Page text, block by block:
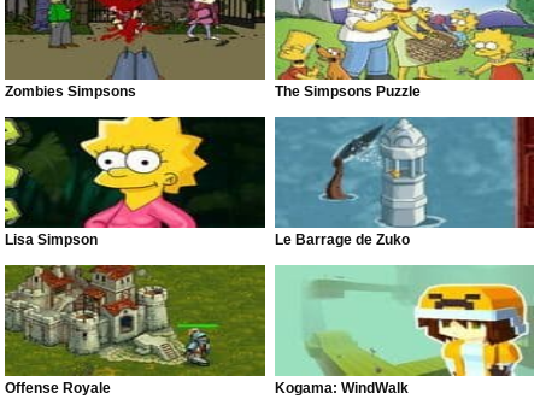
Zombies Simpsons The Simpsons Puzzle
Lisa Simpson Le Barrage de Zuko
Offense Royale Kogama: WindWalk